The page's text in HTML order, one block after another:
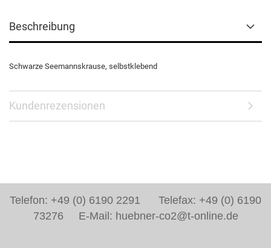
Beschreibung
Schwarze Seemannskrause, selbstklebend
Kundenrezensionen
Telefon: +49 (0) 6190 2291 Telefax: +49 (0) 6190
73276 E-Mail: huebner-co2@t-online.de